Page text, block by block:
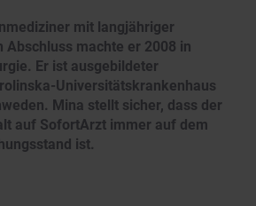
mit langjähriger
Abschluss machte er 2008 in
Er ist ausgebildeter
Universitätskrankenhaus
Mina stellt sicher, dass der
auf SofortArzt immer auf dem
ist.